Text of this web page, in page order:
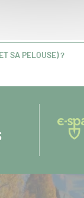
SA PELOUSE) ?